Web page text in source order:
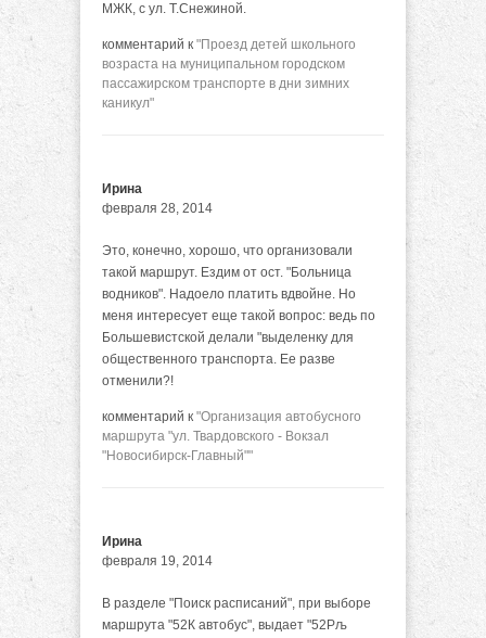
МЖК, с ул. Т.Снежиной.
комментарий к "Проезд детей школьного
возраста на муниципальном городском
пассажирском транспорте в дни зимних
каникул"
Ирина
февраля 28, 2014
Это, конечно, хорошо, что организовали
такой маршрут. Ездим от ост. "Больница
водников". Надоело платить вдвойне. Но
меня интересует еще такой вопрос: ведь по
Большевистской делали "выделенку для
общественного транспорта. Ее разве
отменили?!
комментарий к "Организация автобусного
маршрута "ул. Твардовского - Вокзал
"Новосибирск-Главный""
Ирина
февраля 19, 2014
В разделе "Поиск расписаний", при выборе
маршрута "52К автобус", выдает "52Рљ